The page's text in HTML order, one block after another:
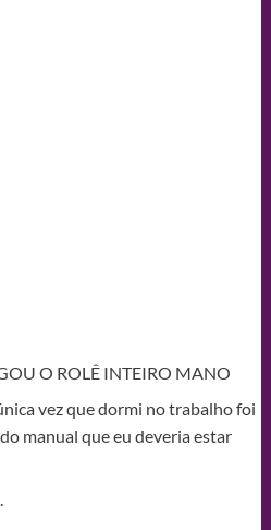
O ROLÊ INTEIRO MANO
vez que dormi no trabalho foi
manual que eu deveria estar